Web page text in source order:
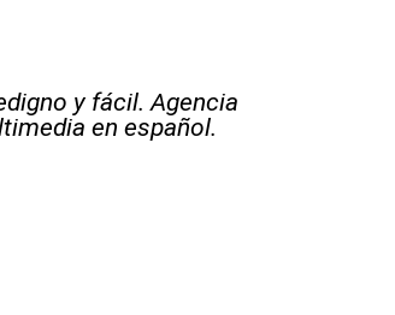
y fácil. Agencia
en español.